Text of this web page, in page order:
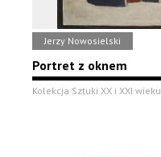
Jerzy Nowosielski
Portret z oknem
Kolekcja Sztuki XX i XXI wieku